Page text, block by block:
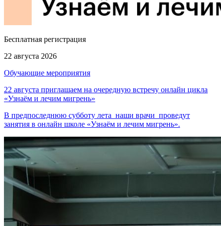
Бесплатная регистрация
22 августа 2026
Обучающие мероприятия
22 августа приглашаем на очередную встречу онлайн цикла
«Узнаём и лечим мигрень»
В предпоследнюю субботу лета наши врачи проведут
занятия в онлайн школе «Узнаём и лечим мигрень».